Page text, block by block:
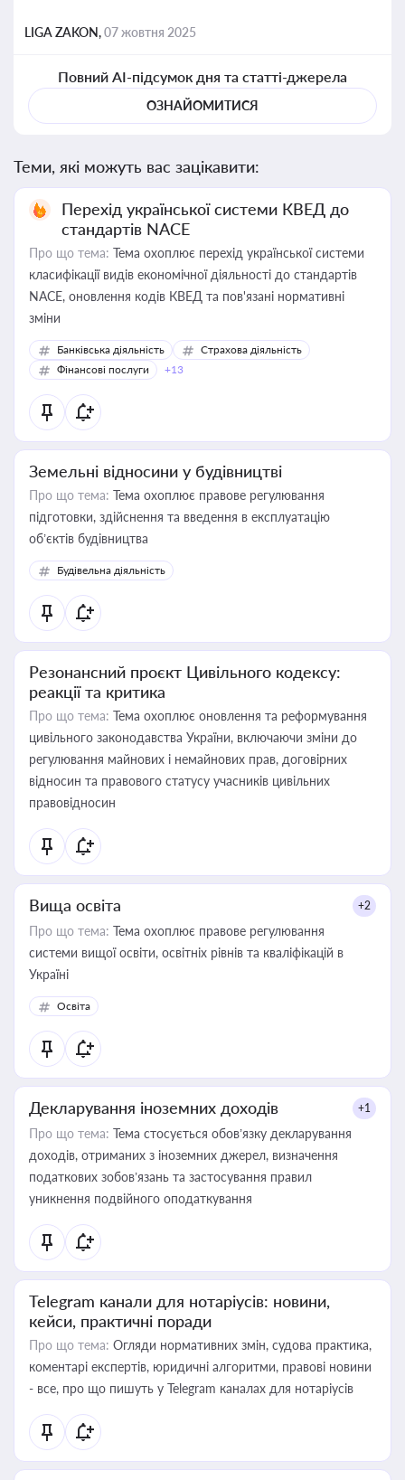
LIGA ZAKON,07 жовтня 2025
Повний AI-підсумок дня та статті-джерела
ОЗНАЙОМИТИСЯ
Теми, які можуть вас зацікавити:
Перехід української системи КВЕД до
стандартів NACE
Про що тема: Тема охоплює перехід української системи
класифікації видів економічної діяльності до стандартів
NACE, оновлення кодів КВЕД та пов'язані нормативні
зміни
Банківська діяльність
Страхова діяльність
Фінансові послуги
+13
Земельні відносини у будівництві
Про що тема: Тема охоплює правове регулювання
підготовки, здійснення та введення в експлуатацію
об’єктів будівництва
Будівельна діяльність
Резонансний проєкт Цивільного кодексу:
реакції та критика
Про що тема: Тема охоплює оновлення та реформування
цивільного законодавства України, включаючи зміни до
регулювання майнових і немайнових прав, договірних
відносин та правового статусу учасників цивільних
правовідносин
Вища освіта +2
Про що тема: Тема охоплює правове регулювання
системи вищої освіти, освітніх рівнів та кваліфікацій в
Україні
Освіта
Декларування іноземних доходів +1
Про що тема: Тема стосується обов’язку декларування
доходів, отриманих з іноземних джерел, визначення
податкових зобов’язань та застосування правил
уникнення подвійного оподаткування
Telegram канали для нотаріусів: новини,
кейси, практичні поради
Про що тема: Огляди нормативних змін, судова практика,
коментарі експертів, юридичні алгоритми, правові новини
- все, про що пишуть у Telegram каналах для нотаріусів